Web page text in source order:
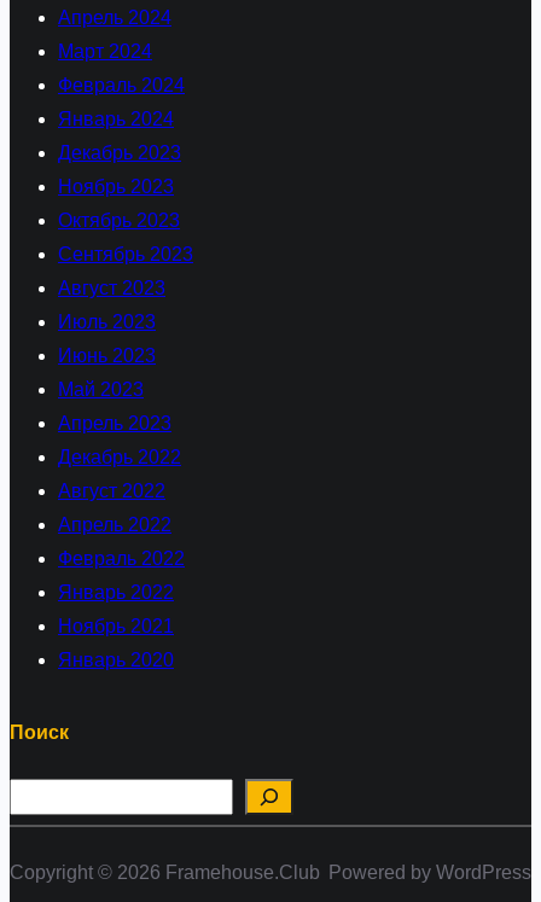
Апрель 2024
Март 2024
Февраль 2024
Январь 2024
Декабрь 2023
Ноябрь 2023
Октябрь 2023
Сентябрь 2023
Август 2023
Июль 2023
Июнь 2023
Май 2023
Апрель 2023
Декабрь 2022
Август 2022
Апрель 2022
Февраль 2022
Январь 2022
Ноябрь 2021
Январь 2020
Поиск
о
и
Copyright © 2026 Framehouse.Club Powered by WordPress